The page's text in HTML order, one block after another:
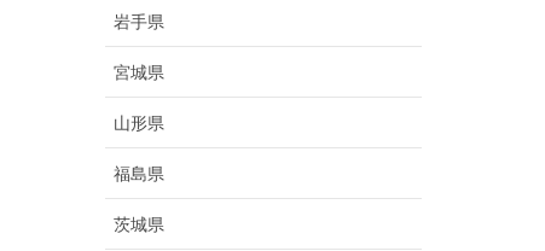
岩手県
宮城県
山形県
福島県
茨城県